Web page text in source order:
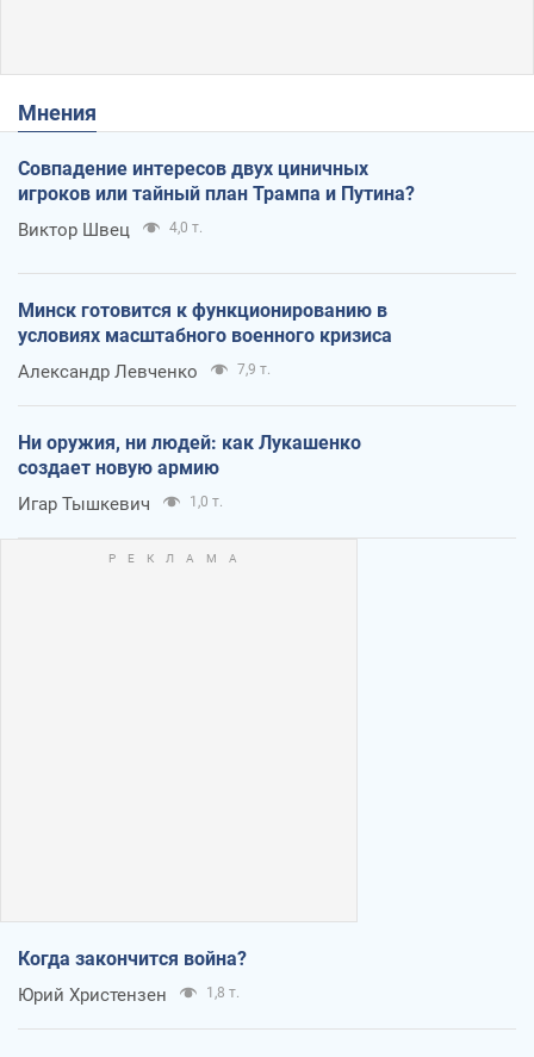
Мнения
Совпадение интересов двух циничных
игроков или тайный план Трампа и Путина?
Виктор Швец 4,0 т.
Минск готовится к функционированию в
условиях масштабного военного кризиса
Александр Левченко 7,9 т.
Ни оружия, ни людей: как Лукашенко
создает новую армию
Игар Тышкевич 1,0 т.
Когда закончится война?
Юрий Христензен 1,8 т.